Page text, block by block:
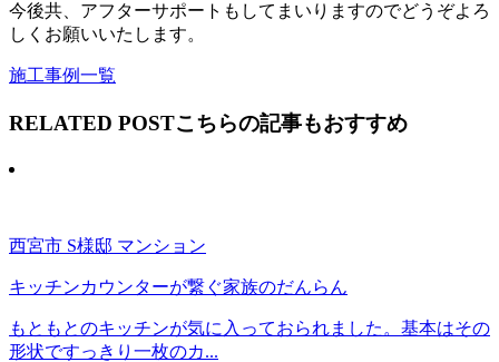
今後共、アフターサポートもしてまいりますのでどうぞよろ
しくお願いいたします。
施工事例一覧
RELATED POSTこちらの記事もおすすめ
西宮市 S様邸 マンション
キッチンカウンターが繋ぐ家族のだんらん
もともとのキッチンが気に入っておられました。基本はその
形状ですっきり一枚のカ...